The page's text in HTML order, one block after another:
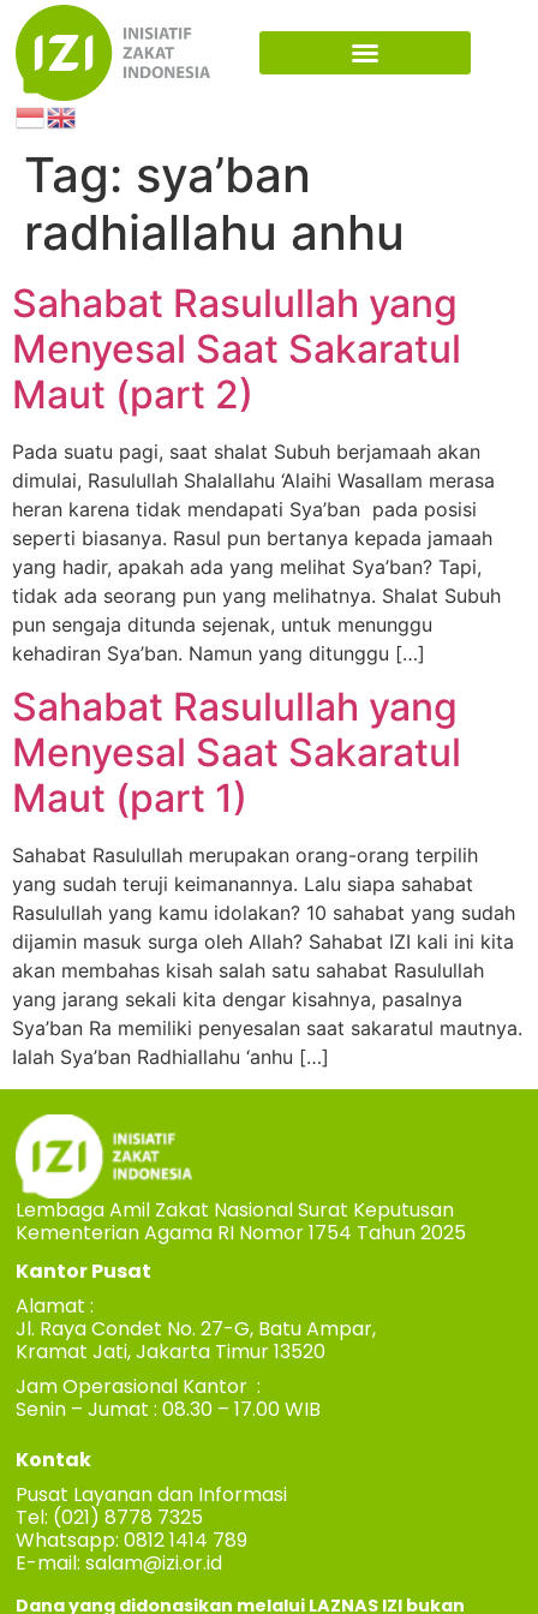
Tag: sya’ban
radhiallahu anhu
Sahabat Rasulullah yang
Menyesal Saat Sakaratul
Maut (part 2)
Pada suatu pagi, saat shalat Subuh berjamaah akan
dimulai, Rasulullah Shalallahu ‘Alaihi Wasallam merasa
heran karena tidak mendapati Sya’ban pada posisi
seperti biasanya. Rasul pun bertanya kepada jamaah
yang hadir, apakah ada yang melihat Sya’ban? Tapi,
tidak ada seorang pun yang melihatnya. Shalat Subuh
pun sengaja ditunda sejenak, untuk menunggu
kehadiran Sya’ban. Namun yang ditunggu […]
Sahabat Rasulullah yang
Menyesal Saat Sakaratul
Maut (part 1)
Sahabat Rasulullah merupakan orang-orang terpilih
yang sudah teruji keimanannya. Lalu siapa sahabat
Rasulullah yang kamu idolakan? 10 sahabat yang sudah
dijamin masuk surga oleh Allah? Sahabat IZI kali ini kita
akan membahas kisah salah satu sahabat Rasulullah
yang jarang sekali kita dengar kisahnya, pasalnya
Sya’ban Ra memiliki penyesalan saat sakaratul mautnya.
Ialah Sya’ban Radhiallahu ‘anhu […]
Lembaga Amil Zakat Nasional Surat Keputusan
Kementerian Agama RI Nomor 1754 Tahun 2025
Kantor Pusat
Alamat :
Jl. Raya Condet No. 27-G, Batu Ampar,
Kramat Jati, Jakarta Timur 13520
Jam Operasional Kantor :
Senin – Jumat : 08.30 – 17.00 WIB
Kontak
Pusat Layanan dan Informasi
Tel: (021) 8778 7325
Whatsapp: 0812 1414 789
E-mail:salam@izi.or.id
Dana yang didonasikan melalui LAZNAS IZI bukan